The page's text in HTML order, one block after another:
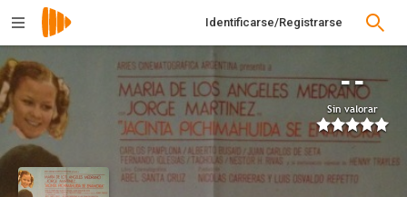
Identificarse/Registrarse
--
Sin valorar